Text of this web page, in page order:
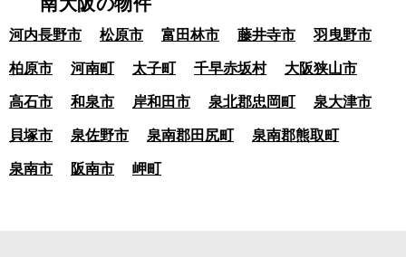
河内長野市 松原市 富田林市 藤井寺市 羽曳野市
柏原市 河南町 太子町 千早赤坂村 大阪狭山市
高石市 和泉市 岸和田市 泉北郡忠岡町 泉大津市
貝塚市 泉佐野市 泉南郡田尻町 泉南郡熊取町
泉南市 阪南市 岬町